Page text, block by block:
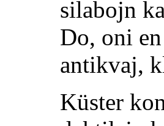
silabojn
Do, oni
antikvaj,
Küster